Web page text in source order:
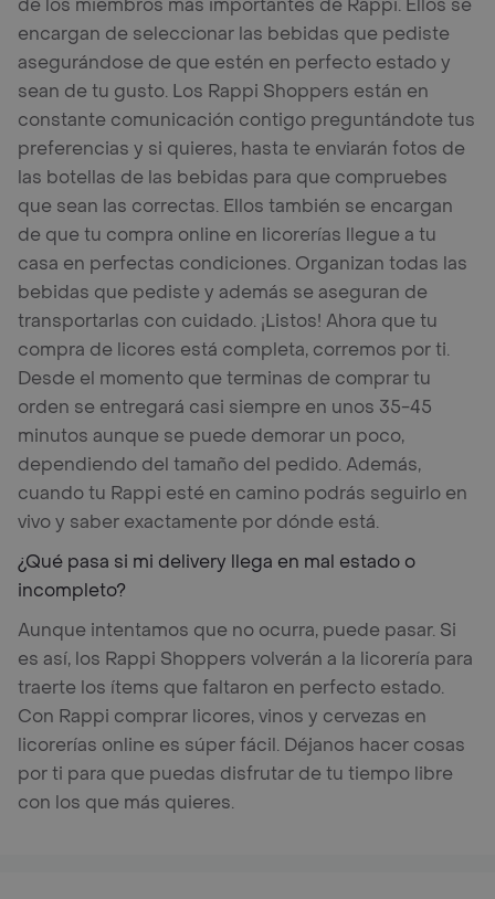
de los miembros más importantes de Rappi. Ellos se
encargan de seleccionar las bebidas que pediste
asegurándose de que estén en perfecto estado y
sean de tu gusto. Los Rappi Shoppers están en
constante comunicación contigo preguntándote tus
preferencias y si quieres, hasta te enviarán fotos de
las botellas de las bebidas para que compruebes
que sean las correctas. Ellos también se encargan
de que tu compra online en licorerías llegue a tu
casa en perfectas condiciones. Organizan todas las
bebidas que pediste y además se aseguran de
transportarlas con cuidado. ¡Listos! Ahora que tu
compra de licores está completa, corremos por ti.
Desde el momento que terminas de comprar tu
orden se entregará casi siempre en unos 35-45
minutos aunque se puede demorar un poco,
dependiendo del tamaño del pedido. Además,
cuando tu Rappi esté en camino podrás seguirlo en
vivo y saber exactamente por dónde está.
¿Qué pasa si mi delivery llega en mal estado o
incompleto?
Aunque intentamos que no ocurra, puede pasar. Si
es así, los Rappi Shoppers volverán a la licorería para
traerte los ítems que faltaron en perfecto estado.
Con Rappi comprar licores, vinos y cervezas en
licorerías online es súper fácil. Déjanos hacer cosas
por ti para que puedas disfrutar de tu tiempo libre
con los que más quieres.